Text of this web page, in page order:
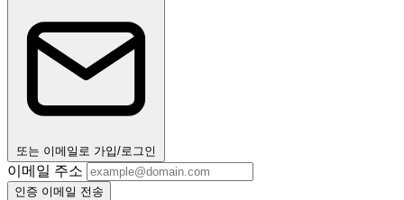
또는 이메일로 가입/로그인
이메일 주소
인증 이메일 전송